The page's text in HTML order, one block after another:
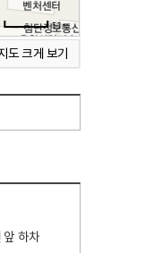
도 크게 보기
하차